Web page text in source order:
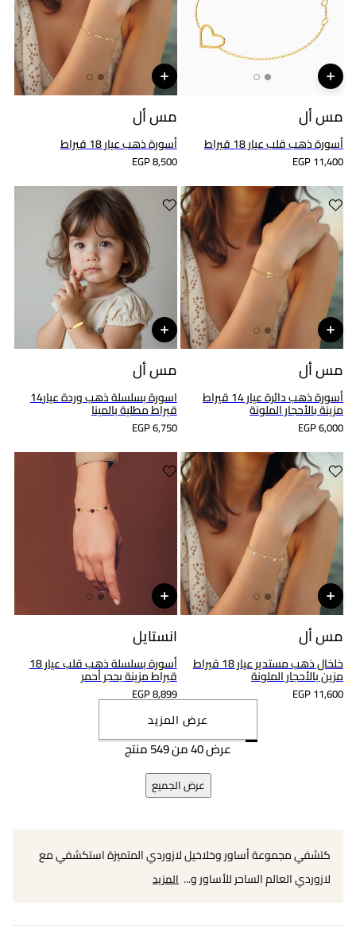
مس أل
أسورة ذهب قلب عيار 18 قيراط
EGP 11,400
مس أل
أسورة ذهب عيار 18 قيراط
EGP 8,500
مس أل
أسورة ذهب دائرة عيار 14 قيراط
مزينة بالأحجار الملونة
EGP 6,000
مس أل
اسورة بسلسلة ذهب وردة عيار14
قيراط مطلية بالمينا
EGP 6,750
مس أل
خلخال ذهب مستدير عيار 18 قيراط
مزين بالأحجار الملونة
EGP 11,600
انستايل
أسورة بسلسلة ذهب قلب عيار 18
قيراط مزينة بحجر أحمر
EGP 8,899
عرض المزيد
عرض 40 من 549 منتج
عرض الجميع
كتشفي مجموعة أساور وخلاخيل لازوردي المتميزة استكشفي مع
لازوردي العالم الساحر للأساور و... المزيد